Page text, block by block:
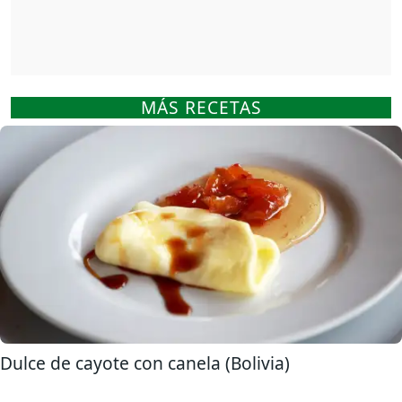
MÁS RECETAS
Dulce de cayote con canela (Bolivia)